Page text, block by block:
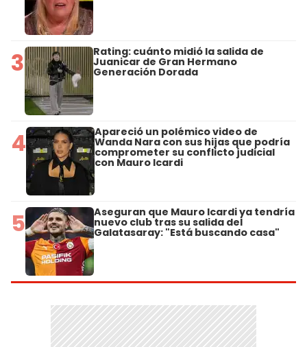
3 Rating: cuánto midió la salida de
Juanicar de Gran Hermano
Generación Dorada
4 Apareció un polémico video de
Wanda Nara con sus hijas que podría
comprometer su conflicto judicial
con Mauro Icardi
5 Aseguran que Mauro Icardi ya tendría
nuevo club tras su salida del
Galatasaray: "Está buscando casa"